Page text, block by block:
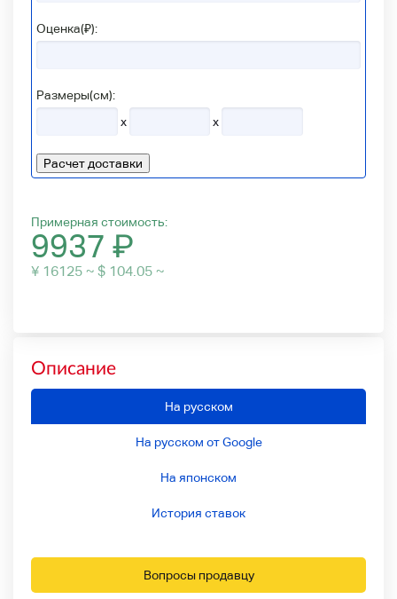
Оценка(₽):
Размеры(см):
x
x
Расчет доставки
Примерная стоимость:
9937 ₽
¥ 16125 ~ $ 104.05 ~
Описание
На русском
На русском от Google
На японском
История ставок
Вопросы продавцу